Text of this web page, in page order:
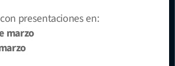
presentaciones en:
marzo